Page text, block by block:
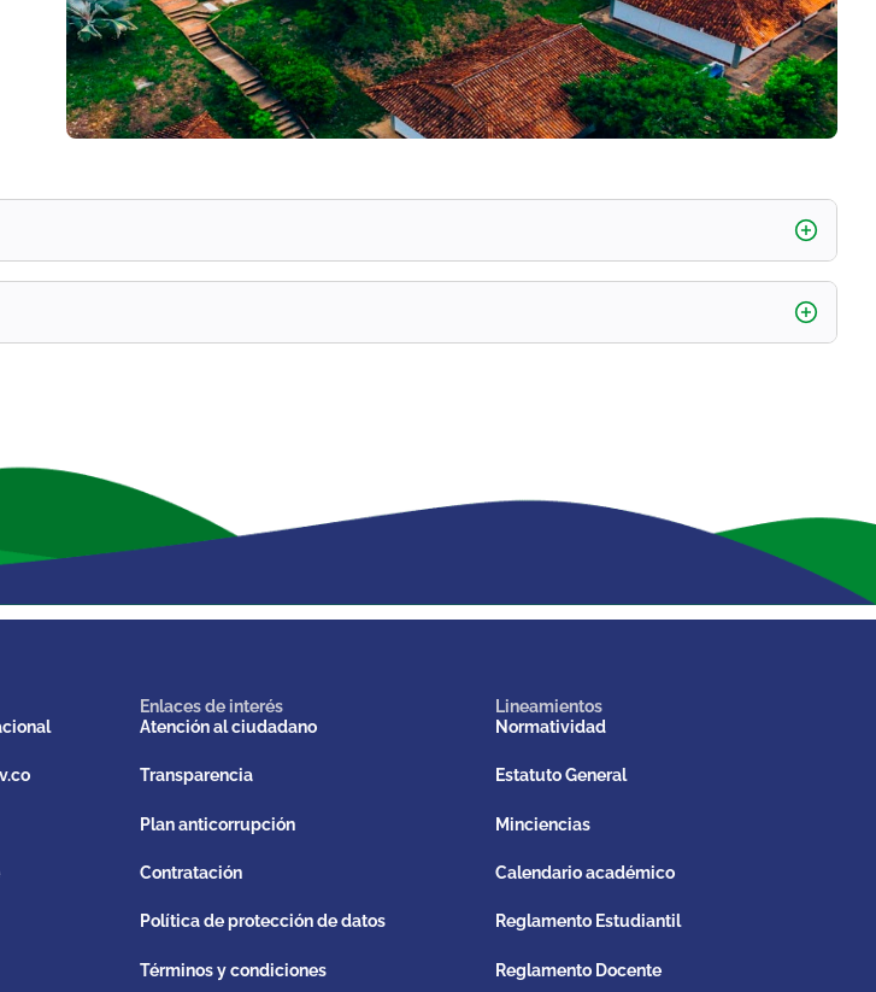
Enlaces de interés
Atención al ciudadano
Transparencia
Plan anticorrupción
Contratación
Política de protección de datos
Términos y condiciones
Lineamientos
Normatividad
Estatuto General
Minciencias
Calendario académico
Reglamento Estudiantil
Reglamento Docente